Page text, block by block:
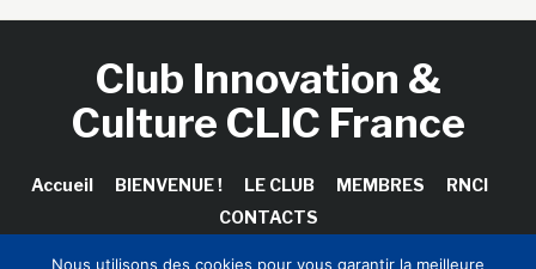
Club Innovation &
Culture CLIC France
Accueil BIENVENUE ! LE CLUB MEMBRES
RNCI
CONTACTS
Nous utilisons des cookies pour vous garantir la meilleure